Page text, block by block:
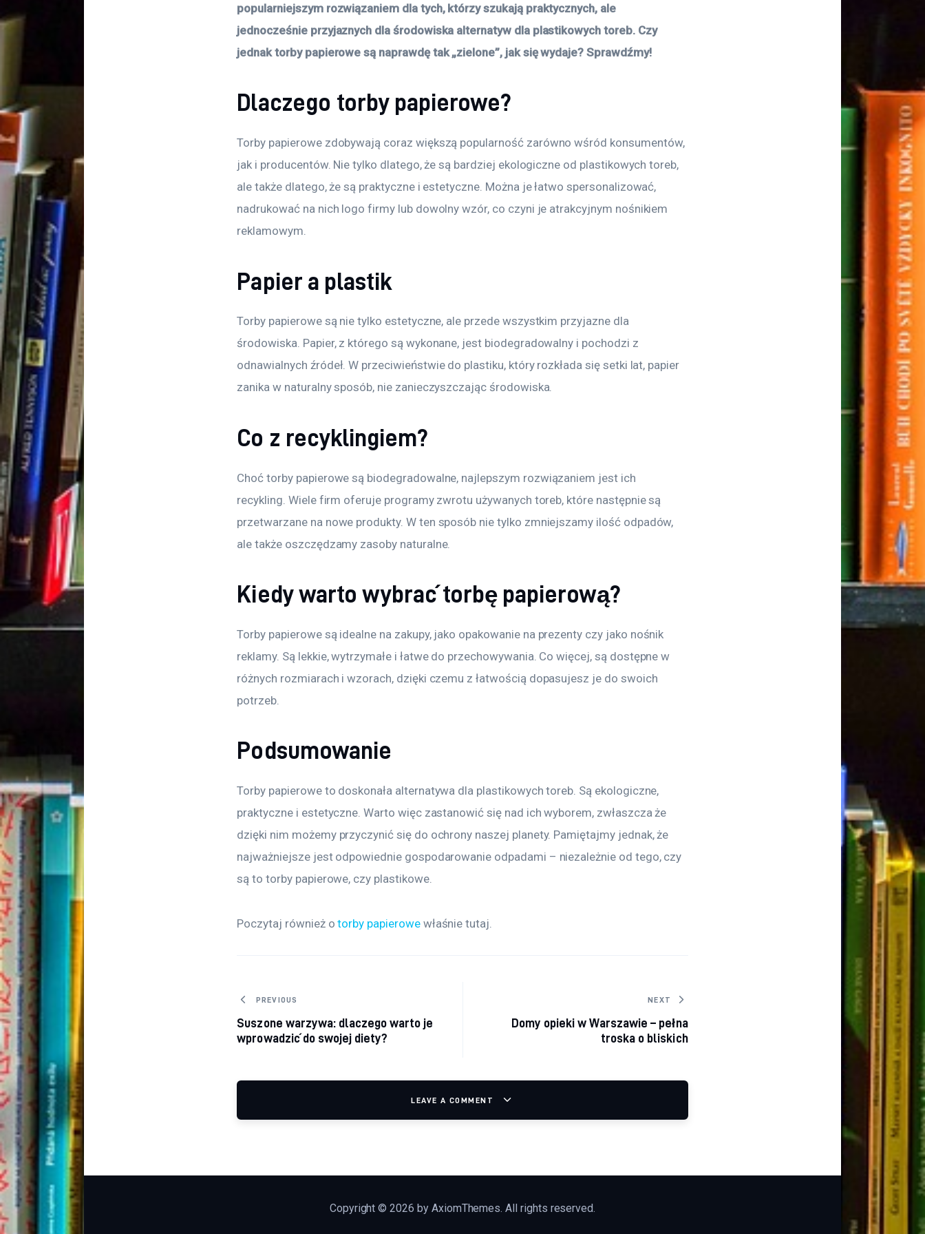
popularniejszym rozwiązaniem dla tych, którzy szukają praktycznych, ale
jednocześnie przyjaznych dla środowiska alternatyw dla plastikowych toreb. Czy
jednak torby papierowe są naprawdę tak „zielone”, jak się wydaje? Sprawdźmy!
Dlaczego torby papierowe?
Torby papierowe zdobywają coraz większą popularność zarówno wśród konsumentów,
jak i producentów. Nie tylko dlatego, że są bardziej ekologiczne od plastikowych toreb,
ale także dlatego, że są praktyczne i estetyczne. Można je łatwo spersonalizować,
nadrukować na nich logo firmy lub dowolny wzór, co czyni je atrakcyjnym nośnikiem
reklamowym.
Papier a plastik
Torby papierowe są nie tylko estetyczne, ale przede wszystkim przyjazne dla
środowiska. Papier, z którego są wykonane, jest biodegradowalny i pochodzi z
odnawialnych źródeł. W przeciwieństwie do plastiku, który rozkłada się setki lat, papier
zanika w naturalny sposób, nie zanieczyszczając środowiska.
Co z recyklingiem?
Choć torby papierowe są biodegradowalne, najlepszym rozwiązaniem jest ich
recykling. Wiele firm oferuje programy zwrotu używanych toreb, które następnie są
przetwarzane na nowe produkty. W ten sposób nie tylko zmniejszamy ilość odpadów,
ale także oszczędzamy zasoby naturalne.
Kiedy warto wybrać torbę papierową?
Torby papierowe są idealne na zakupy, jako opakowanie na prezenty czy jako nośnik
reklamy. Są lekkie, wytrzymałe i łatwe do przechowywania. Co więcej, są dostępne w
różnych rozmiarach i wzorach, dzięki czemu z łatwością dopasujesz je do swoich
potrzeb.
Podsumowanie
Torby papierowe to doskonała alternatywa dla plastikowych toreb. Są ekologiczne,
praktyczne i estetyczne. Warto więc zastanowić się nad ich wyborem, zwłaszcza że
dzięki nim możemy przyczynić się do ochrony naszej planety. Pamiętajmy jednak, że
najważniejsze jest odpowiednie gospodarowanie odpadami – niezależnie od tego, czy
są to torby papierowe, czy plastikowe.
Poczytaj również o torby papierowe właśnie tutaj.
Nawigacja wpisu
PREVIOUS
Suszone warzywa: dlaczego warto je
wprowadzić do swojej diety?
NEXT
Domy opieki w Warszawie – pełna
troska o bliskich
LEAVE A COMMENT
Copyright © 2026 by AxiomThemes. All rights reserved.